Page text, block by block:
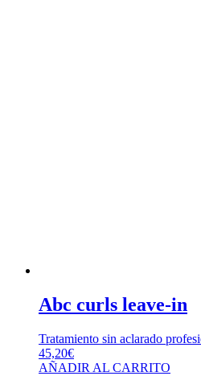
Abc curls leave-in
Tratamiento sin aclarado
45,20€
AÑADIR AL CARRITO